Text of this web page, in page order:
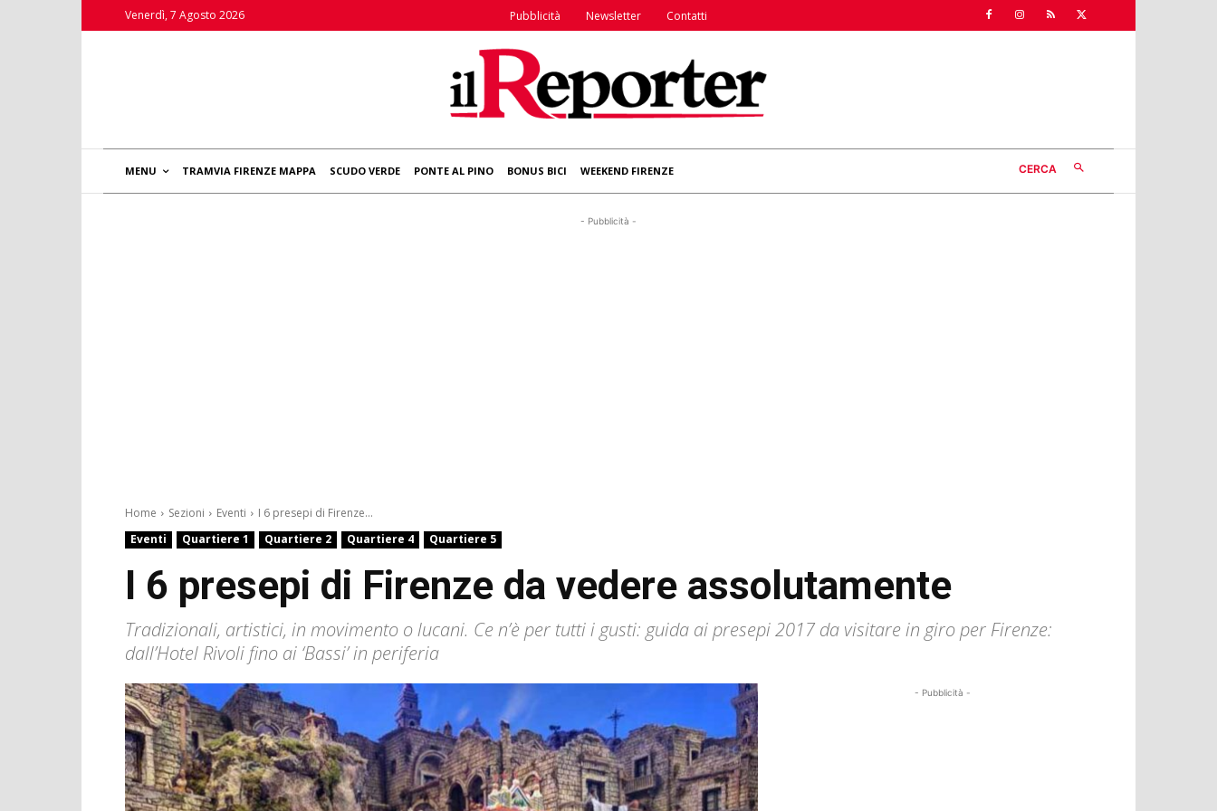
Venerdì, 7 Agosto 2026 Pubblicità Newsletter Contatti
MENU TRAMVIA FIRENZE MAPPA SCUDO VERDE PONTE AL PINO BONUS BICI WEEKEND FIRENZE CERCA
- Pubblicità -
Home Sezioni Eventi
I 6 presepi di Firenze...
Eventi
Quartiere 1 Quartiere 2 Quartiere 4 Quartiere 5
I 6 presepi di Firenze da vedere assolutamente
Tradizionali, artistici, in movimento o lucani. Ce n’è per tutti i gusti: guida ai presepi 2017 da visitare in giro per Firenze:
dall’Hotel Rivoli fino ai ‘Bassi’ in periferia
- Pubblicità -